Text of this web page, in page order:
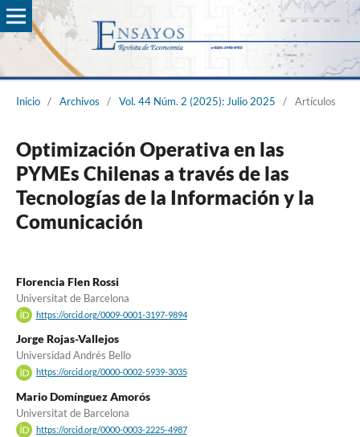
Inicio / Archivos / Vol. 44 Núm. 2 (2025): Julio 2025 / Artículos
Optimización Operativa en las
PYMEs Chilenas a través de las
Tecnologías de la Información y la
Comunicación
Florencia Flen Rossi
Universitat de Barcelona
https://orcid.org/0009-0001-3197-9894
Jorge Rojas-Vallejos
Universidad Andrés Bello
https://orcid.org/0000-0002-5939-3035
Mario Domínguez Amorós
Universitat de Barcelona
https://orcid.org/0000-0003-2225-4987